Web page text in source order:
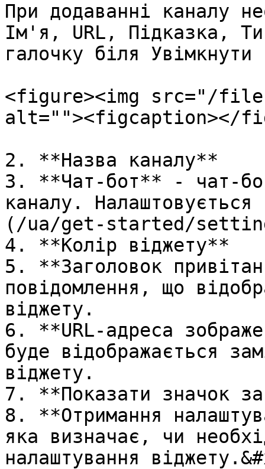
При додаванні каналу
Ім'я, URL, Підказка,
галочку біля Увімкнути
<figure><img src="/files/
alt=""><figcaption></
2. **Назва каналу**
3. **Чат-бот** - чат-
каналу.
(/ua/get-started/
4. **Колір віджету**
5. **Заголовок
повідомлення, що
віджету.
6. **URL-адреса
буде відображається
віджету.
7. **Показати значок
8. **Отримання
яка визначає, чи
налаштування